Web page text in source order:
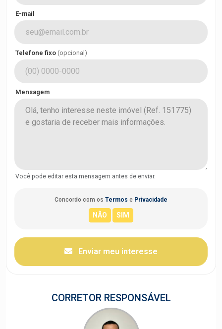
E-mail
Telefone fixo (opcional)
Mensagem
Você pode editar esta mensagem antes de enviar.
Concordo com os Termos e Privacidade
Enviar meu interesse
CORRETOR RESPONSÁVEL